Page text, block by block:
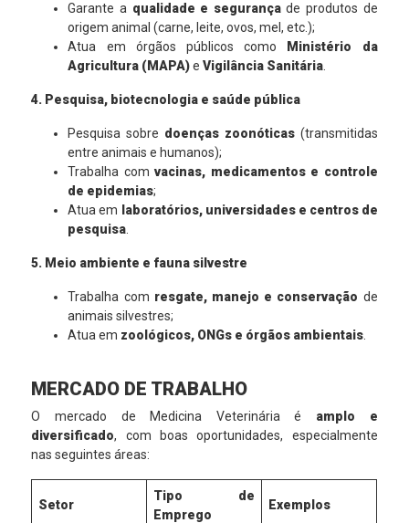
Garante a qualidade e segurançade produtos de
origem animal (carne, leite, ovos, mel, etc.);
Atua em órgãos públicos como
Ministério da
Agricultura (MAPA)eVigilância Sanitária
4. Pesquisa, biotecnologia e saúde pública
Pesquisa sobre doenças zoonóticas(transmitidas
entre animais e humanos);
Trabalha comvacinas, medicamentos e controle
de epidemias;
Atua em
laboratórios, universidades e centros de
pesquisa
5. Meio ambiente e fauna silvestre
Trabalha com resgate, manejo e conservação de
animais silvestres;
Atua em zoológicos, ONGs e órgãos ambientais
MERCADO DE TRABALHO
O mercado de Medicina Veterinária é amplo e
diversificado, com boas oportunidades, especialmente
nas seguintes áreas:
Setor
Tipo de
Emprego
Exemplos